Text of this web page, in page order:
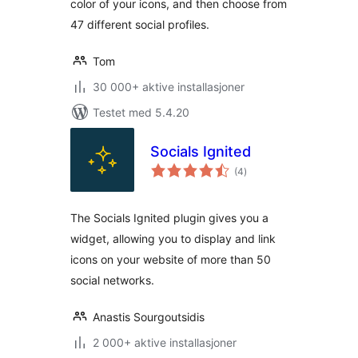
color of your icons, and then choose from
47 different social profiles.
Tom
30 000+ aktive installasjoner
Testet med 5.4.20
Socials Ignited
(4totale
vurderinger
)
The Socials Ignited plugin gives you a
widget, allowing you to display and link
icons on your website of more than 50
social networks.
Anastis Sourgoutsidis
2 000+ aktive installasjoner